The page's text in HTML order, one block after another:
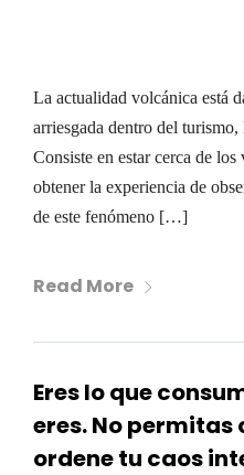
La actualidad volcánica está
arriesgada dentro del
Consiste en estar cerca de
obtener la experiencia de
de este fenómeno […]
Read More
Eres lo que
eres. No
ordene tu caos